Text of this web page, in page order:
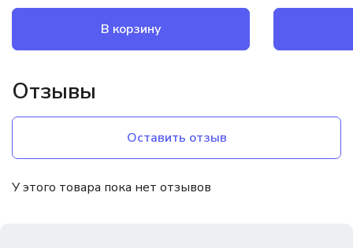
В корзину
Отзывы
Оставить отзыв
У этого товара пока нет отзывов